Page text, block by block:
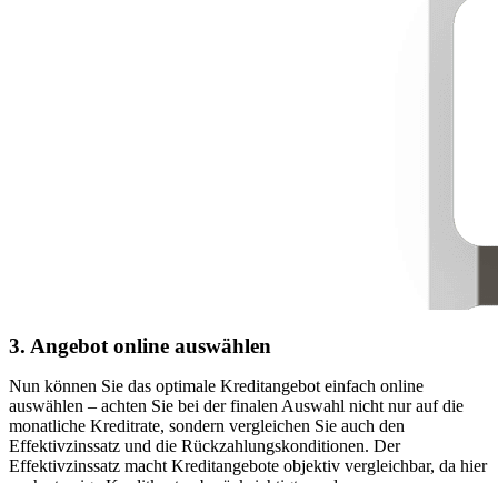
3. Angebot online auswählen
Nun können Sie das optimale Kreditangebot einfach online
auswählen – achten Sie bei der finalen Auswahl nicht nur auf die
monatliche Kreditrate, sondern vergleichen Sie auch den
Effektivzinssatz und die Rückzahlungskonditionen. Der
Effektivzinssatz macht Kreditangebote objektiv vergleichbar, da hier